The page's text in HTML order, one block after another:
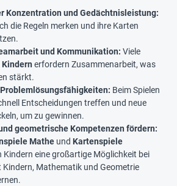
Konzentration und Gedächtnisleistung:
die Regeln merken und ihre Karten
und Kommunikation: Viele
erfordern Zusammenarbeit, was
stärkt.
Beim Spielen
Entscheidungen treffen und neue
um zu gewinnen.
geometrische Kompetenzen fördern:
Mathe und Kartenspiele
Kindern eine großartige Möglichkeit bei
Kindern, Mathematik und Geometrie